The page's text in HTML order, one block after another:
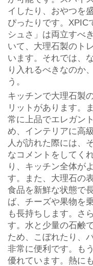
イしたり、おやつを
ぴったりです。XPIC
シュさ」は両立すべ
いて、大理石製のト
います。それでは、
り入れるべきなのか
う。
キッチンで大理石製
リットがあります。
常に上品でエレガン
め、インテリアに高
人が訪れた際には、
なコメントをしてく
り、キッチン全体が
す。また、大理石の
食品を新鮮な状態で
ば、チーズや果物を
も長持ちします。さ
す。水と少量の石鹸
ため、こぼれたり、
非常に便利です。も
優れています。熱に